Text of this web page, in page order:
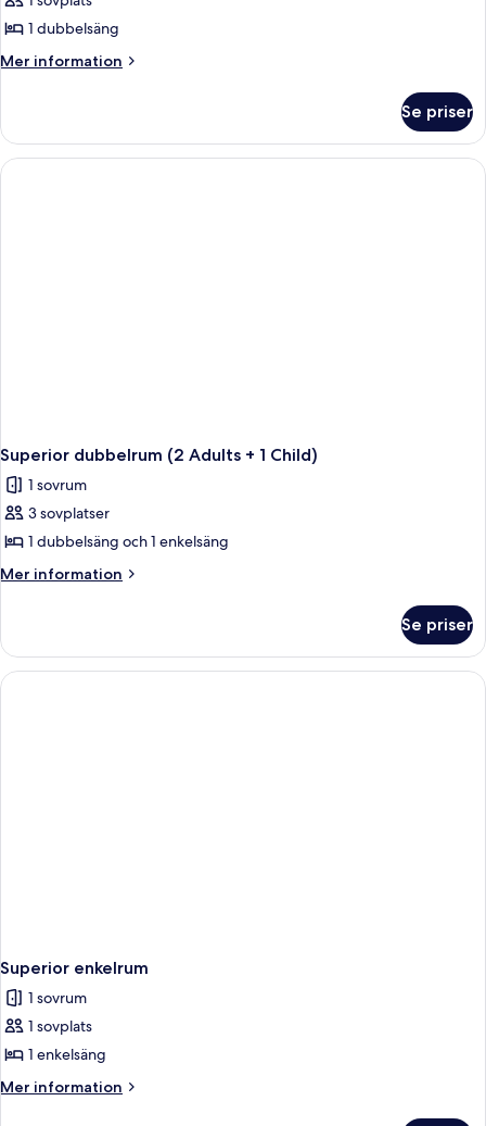
1 dubbelsäng
Mer information
Mer
dubbelrum
för
1
Se priser
Superior dubbelrum (2 Adults + 1 Child)
1 sovrum
3 sovplatser
1 dubbelsäng och 1 enkelsäng
Mer information
Mer
dubbelrum
(2
Adults
Se priser
Superior enkelrum
1 sovrum
1 sovplats
1 enkelsäng
Mer information
Mer